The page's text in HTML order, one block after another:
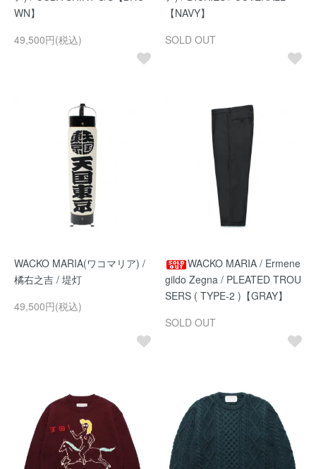
WN】
49,500円(税込)
【NAVY】
SOLD OUT
WACKO MARIA(ワコマリア) /
橘右之吉 / 堤灯
49,500円(税込)
WACKO MARIA / Ermene
gildo Zegna / PLEATED TROU
SERS ( TYPE-2 )【GRAY】
SOLD OUT